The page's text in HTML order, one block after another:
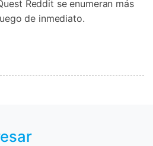
Reddit se enumeran más
de inmediato.